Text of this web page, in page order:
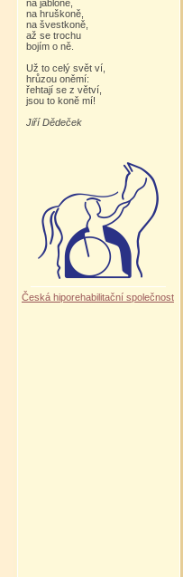
na jabloně,
na hruškoně,
na švestkoně,
až se trochu
bojím o ně.
Už to celý svět ví,
hrůzou oněmí:
řehtají se z větví,
jsou to koně mí!
Jiří Dědeček
Česká hiporehabilitační společnost